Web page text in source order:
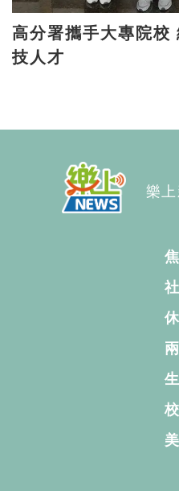
高分署攜手大專院校 縮短學用落差培育科
技人才
樂